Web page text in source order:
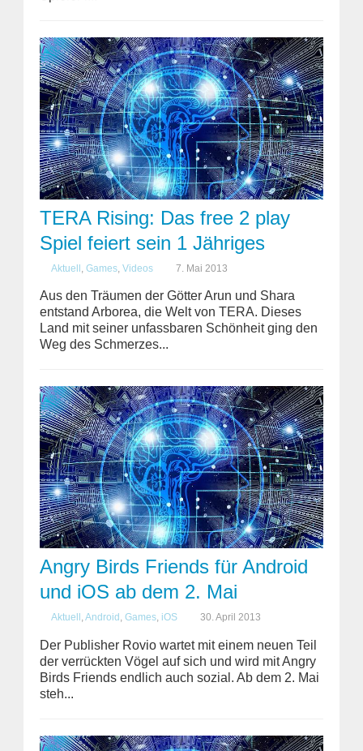
TERA Rising: Das free 2 play
Spiel feiert sein 1 Jähriges
Aktuell , Games, Videos 7. Mai 2013
Aus den Träumen der Götter Arun und Shara
entstand Arborea, die Welt von TERA. Dieses
Land mit seiner unfassbaren Schönheit ging den
Weg des Schmerzes...
Angry Birds Friends für Android
und iOS ab dem 2. Mai
Aktuell ,Android , Games, iOS 30. April 2013
Der Publisher Rovio wartet mit einem neuen Teil
der verrückten Vögel auf sich und wird mit Angry
Birds Friends endlich auch sozial. Ab dem 2. Mai
steh...